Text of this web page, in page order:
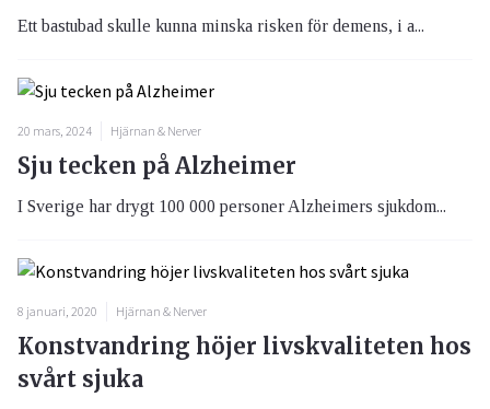
Ett bastubad skulle kunna minska risken för demens, i a...
20 mars, 2024 Hjärnan & Nerver
Sju tecken på Alzheimer
I Sverige har drygt 100 000 personer Alzheimers sjukdom...
8 januari, 2020 Hjärnan & Nerver
Konstvandring höjer livskvaliteten hos
svårt sjuka